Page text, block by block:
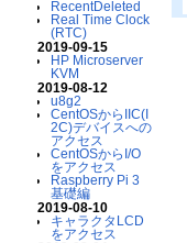
RecentDeleted
Real Time Clock
(RTC)
2019-09-15
HP Microserver
KVM
2019-08-12
u8g2
CentOSからIIC(I
2C)デバイスへの
アクセス
CentOSからI/O
をアクセス
Raspberry Pi 3
基礎編
2019-08-10
キャラクタLCD
をアクセス